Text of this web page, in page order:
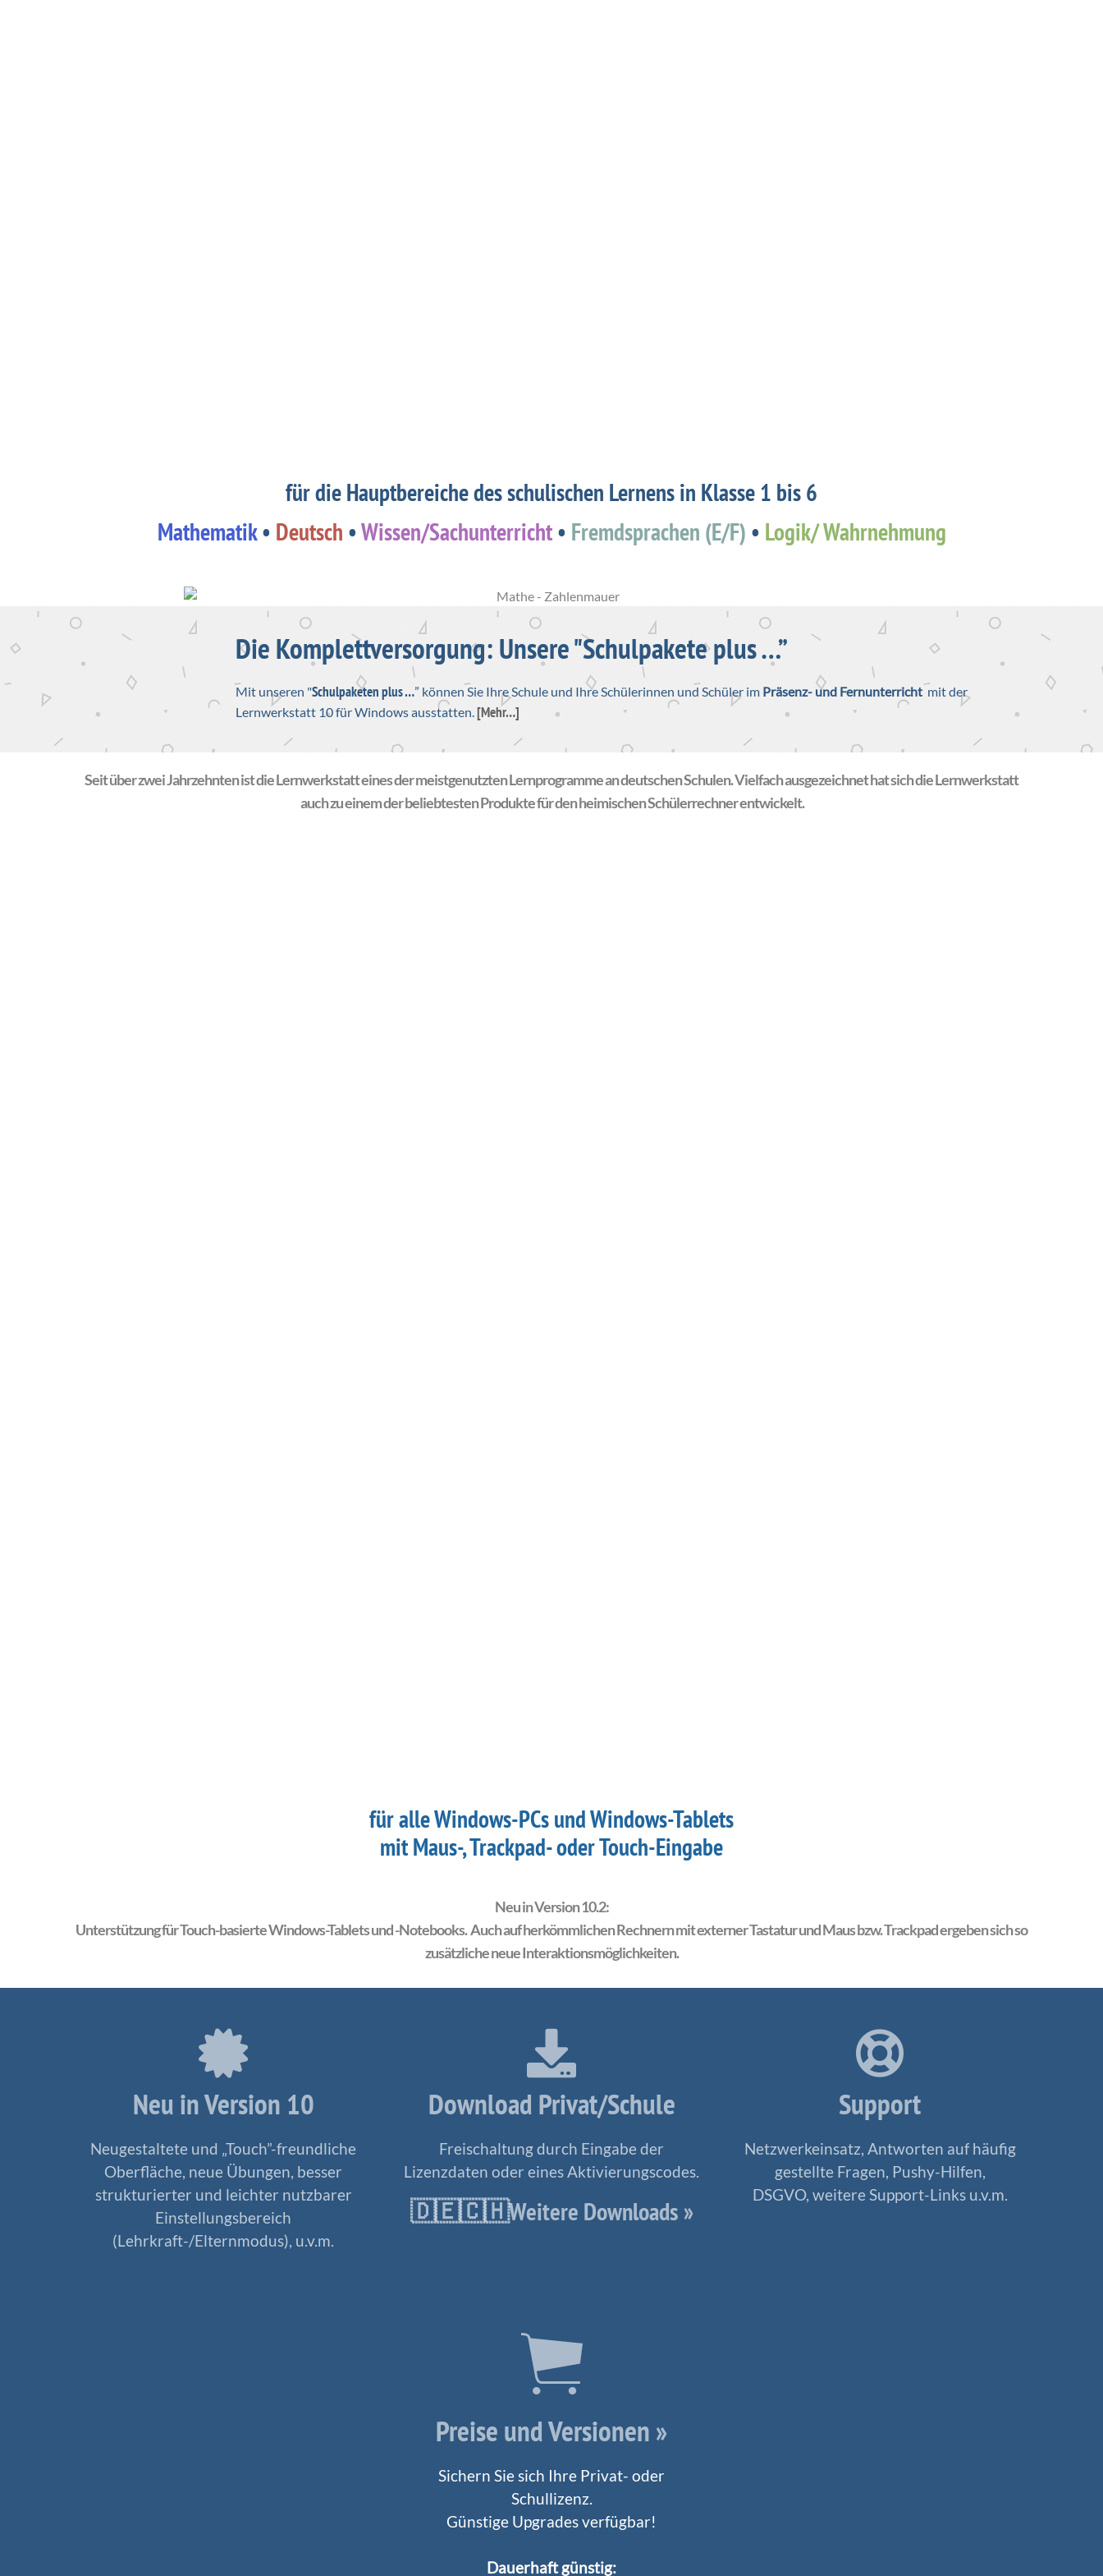
für die Hauptbereiche des schulischen Lernens in Klasse 1 bis 6
Mathematik• Deutsch •Wissen/Sachunterricht• Fremdsprachen (E/F) • Logik/ Wahrnehmung
Die Komplettversorgung: Unsere "Schulpakete plus …”
Mit unseren "Schulpaketen plus …” können Sie Ihre Schule und Ihre Schülerinnen und Schüler im Präsenz- und Fernunterricht mit der
Lernwerkstatt 10 für Windows ausstatten.[Mehr…]
Seit über zwei Jahrzehnten ist die Lernwerkstatt eines der meistgenutzten Lernprogramme an deutschen Schulen. Vielfach ausgezeichnet hat sich die Lernwerkstatt
auch zu einem der beliebtesten Produkte für den heimischen Schülerrechner entwickelt.
für alle Windows-PCs und Windows-Tablets
mit Maus-, Trackpad- oder Touch-Eingabe
Neu in Version 10.2:
Unterstützung für Touch-basierte Windows-Tablets und -Notebooks. Auch auf herkömmlichen Rechnern mit externer Tastatur und Maus bzw. Trackpad ergeben sich so
zusätzliche neue Interaktionsmöglichkeiten.
Neu in Version 10
Neugestaltete und „Touch”-freundliche
Oberfläche, neue Übungen, besser
strukturierter und leichter nutzbarer
Einstellungsbereich
(Lehrkraft-/Elternmodus), u.v.m.
Download Privat/Schule
Freischaltung durch Eingabe der
Lizenzdaten oder eines Aktivierungscodes.
🇩🇪🇨🇭Weitere Downloads »
Support
Netzwerkeinsatz, Antworten auf häufig
gestellte Fragen, Pushy-Hilfen,
DSGVO, weitere Support-Links u.v.m.
Preise und Versionen »
Sichern Sie sich Ihre Privat- oder
Schullizenz.
Günstige Upgrades verfügbar!
Dauerhaft günstig: